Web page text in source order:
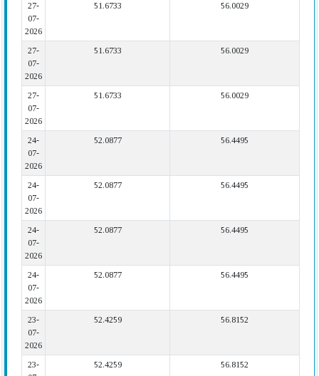
27-
07-
2026
51.6733 56.0029
27-
07-
2026
51.6733 56.0029
27-
07-
2026
51.6733 56.0029
24-
07-
2026
52.0877 56.4495
24-
07-
2026
52.0877 56.4495
24-
07-
2026
52.0877 56.4495
24-
07-
2026
52.0877 56.4495
23-
07-
2026
52.4259 56.8152
23-
52.4259 56.8152